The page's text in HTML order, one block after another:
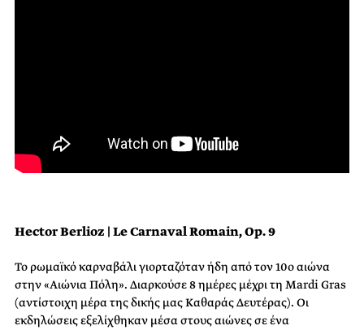
Hector Berlioz | Le Carnaval Romain, Op. 9
To ρωμαϊκό καρναβάλι γιορταζόταν ήδη από τον 10ο αιώνα
στην «Αιώνια Πόλη». Διαρκούσε 8 ημέρες μέχρι τη Mardi Gras
(αντίστοιχη μέρα της δικής μας Καθαράς Δευτέρας). Οι
εκδηλώσεις εξελίχθηκαν μέσα στους αιώνες σε ένα